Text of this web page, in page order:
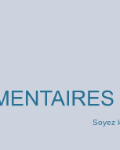
Soyez